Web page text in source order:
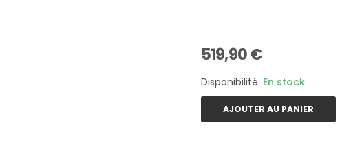
519,90 €
Disponibilité: En stock
AJOUTER AU PANIER